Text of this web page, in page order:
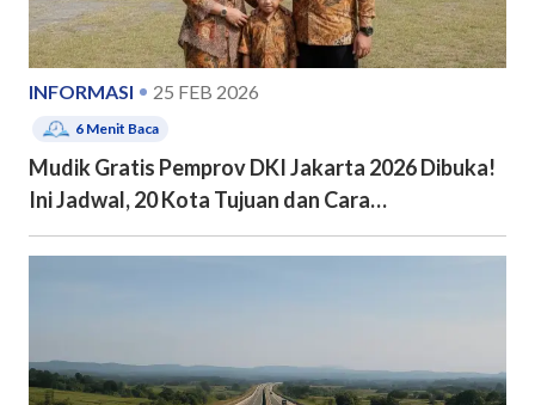
INFORMASI 25 FEB 2026
6 Menit Baca
Mudik Gratis Pemprov DKI Jakarta 2026 Dibuka!
Ini Jadwal, 20 Kota Tujuan dan Cara
Pendaftarannya